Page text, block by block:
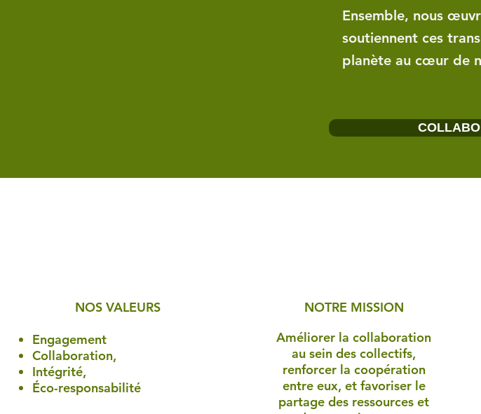
Ensemble, nous
soutiennent ces
planète au cœur de
NOS VALEURS
Engagement
Collaboration,
Intégrité,
Éco-responsabilité
NOTRE MISSION
Améliorer la collaboration
au sein des collectifs,
renforcer la coopération
entre eux, et favoriser le
partage des ressources et